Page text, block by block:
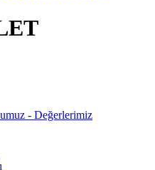
- Değerlerimiz